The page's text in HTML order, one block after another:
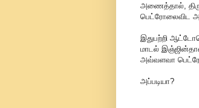
அணைத்தால்,
பெட்ரோலைவிட
இதுபற்றி
மாடல்
அவ்வளவா
அப்படியா?